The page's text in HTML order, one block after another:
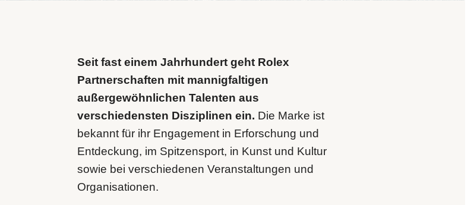
Seit fast einem Jahrhundert geht Rolex
Partnerschaften mit mannigfaltigen
außergewöhnlichen Talenten aus
verschiedensten Disziplinen ein. Die Marke ist
bekannt für ihr Engagement in Erforschung und
Entdeckung, im Spitzensport, in Kunst und Kultur
sowie bei verschiedenen Veranstaltungen und
Organisationen.